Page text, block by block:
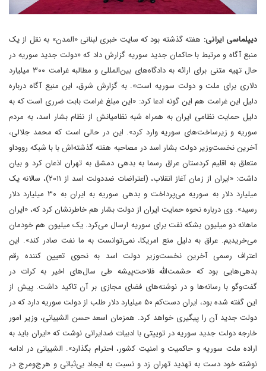
دیپلماسی ایرانی: هفته گذشته بود که سایت خبری لبنانی «المدن» به نقل از یک
منبع آگاه و مرتبط با حاکمان جدید سوریه گزارش داد که «دولت جدید سوریه در
حال تهیه متنی برای ارائه به دادگاه‌های بین‌المللی و مطالبه غرامت ۳۰۰ میلیارد
دلاری برای ملت و دولت سوریه است». به گزارش شرق، این منبع آگاه درباره
دلیل این غرامت هم این گونه ادعا کرد: «این مبلغ غرامت بابت ضرری است که به
دلیل حمایت نظامی ایران به همراه شبه نظامیانش از نظام بشار اسد، به مردم
سوریه و زیرساخت‌های سوریه وارد کرد». این در حالی است که محمد جلالی،
آخرین نخست‌وزیر دولت بشار اسد در مصاحبه هفته گذشته‌اش با با شبکه رووداو
متعلق به اقلیم کردستان عراق رسما به بدهی دمشق به تهران اذعان کرد و بیان
داشت: «ایران از زمان آغاز انقلاب، (اعتراضات ضددولت اسد از ۲۰۱۱)، سالانه یک
میلیارد دلار به سوریه می‌پرداخت و بدهی سوریه به ایران به ۳۰ میلیارد دلار
رسید». وی درباره نحوه حمایت ایران از دولت بشار هم خاطرنشان کرد که، «ایران
ماهانه دو میلیون بشکه نفت برای سوریه ارسال می‌کرد. یک میلیون هم خودمان
می‌خریدیم. عراق به دلیل منع امریکا، نمی‌توانست به ما نفت صادر کند». این
اعتراف رسمی آخرین نخست‌وزیر دولت اسد به نحوی تعیین کننده رقم
بدهی‌هایی بود که حشمت‌الله فلاحت‌پیشه طی سال‌های اخیر به کرات در
گفت‌وگو با رسانه‌ها و در نوشته‌های فضای مجازی بر آن تاکید داشت. پیش از
این گفته شده بود، ایران دست‌کم ۵۰ میلیارد دلار طلب از دولت سوریه دارد که در
دولت جدید آن را پیگیری خواهد کرد. همزمان اسعد حسن الشیبانی، وزیر امور
خارجه دولت جدید سوریه در توییتی با ادبیات ضدایرانی نوشت که «ایران باید به
اراده ملت سوریه و حاکمیت ‌و امنیت کشور، احترام بگذارد». الشیبانی در ادامه
نوشته خود دست به تهدید تهران زد و نسبت به ایجاد بی‌ثباتی و هرج‌ومرج در